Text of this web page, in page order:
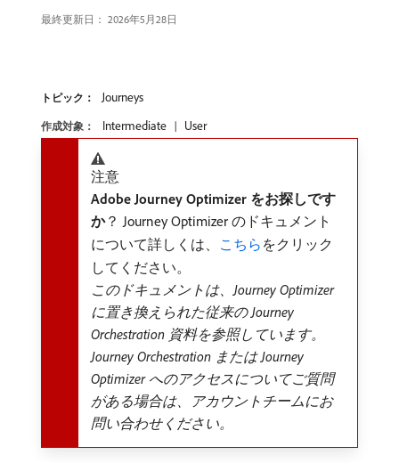
最終更新日： 2026年5月28日
トピック： Journeys
作成対象： Intermediate User
注意
Adobe Journey Optimizer をお探しです
か？ Journey Optimizer のドキュメント
について詳しくは、 こちら をクリック
してください。
このドキュメントは、Journey Optimizer
に置き換えられた従来の Journey
Orchestration 資料を参照しています。
Journey Orchestration または Journey
Optimizer へのアクセスについてご質問
がある場合は、アカウントチームにお
問い合わせください。